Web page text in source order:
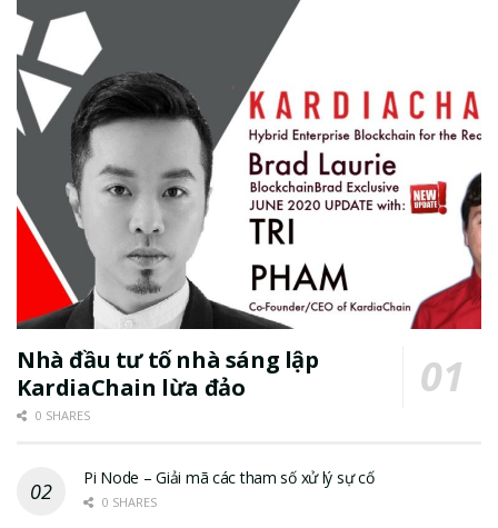
Nhà đầu tư tố nhà sáng lập
KardiaChain lừa đảo
0 SHARES
Pi Node – Giải mã các tham số xử lý sự cố
0 SHARES